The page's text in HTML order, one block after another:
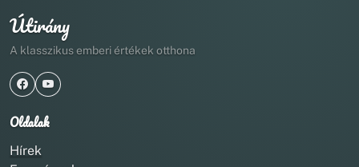
Útirány
A klasszikus emberi értékek otthona
Oldalak
Hírek